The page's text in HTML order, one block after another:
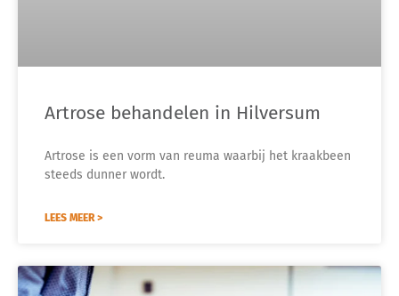
Artrose behandelen in Hilversum
Artrose is een vorm van reuma waarbij het kraakbeen
steeds dunner wordt.
LEES MEER >